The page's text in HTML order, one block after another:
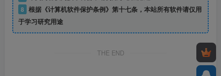
8 根据《计算机软件保护条例》第十七条，本站所有软件请仅用
于学习研究用途
THE END